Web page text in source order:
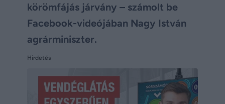
körömfájás járvány – számolt be
Facebook-videójában Nagy István
agrárminiszter.
Hirdetés